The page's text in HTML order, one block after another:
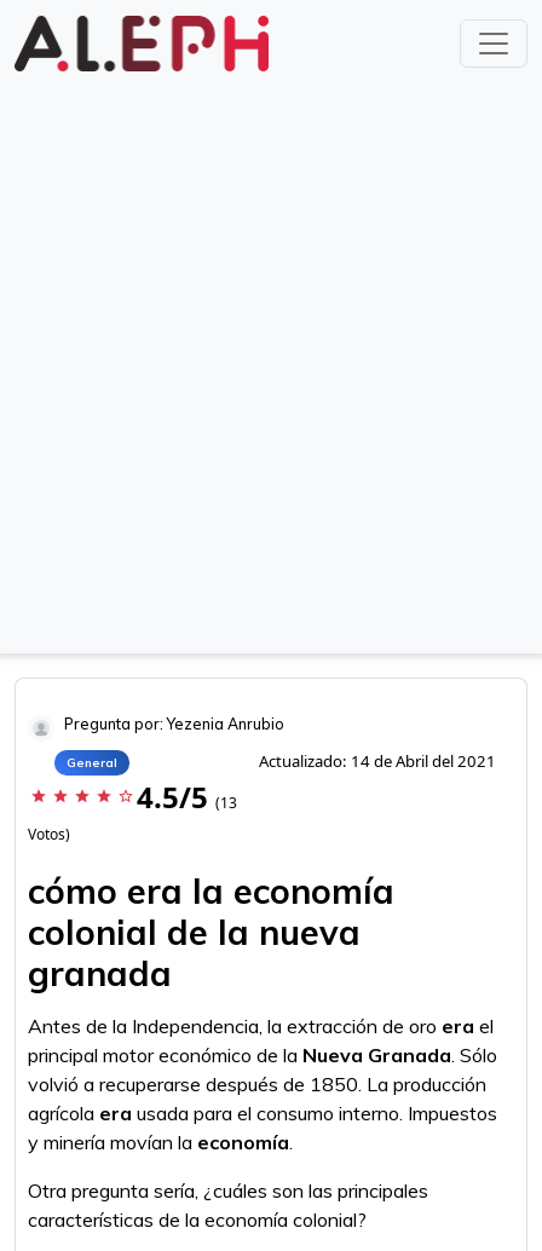
Pregunta por: Yezenia Anrubio
General Actualizado: 14 de Abril del 2021
star star star star star_border 4.5/5 (13
Votos)
cómo era la economía
colonial de la nueva
granada
Antes de la Independencia, la extracción de oro era el
principal motor económico de la Nueva Granada. Sólo
volvió a recuperarse después de 1850. La producción
agrícola era usada para el consumo interno. Impuestos
y minería movían la economía.
Otra pregunta sería, ¿cuáles son las principales
características de la economía colonial?